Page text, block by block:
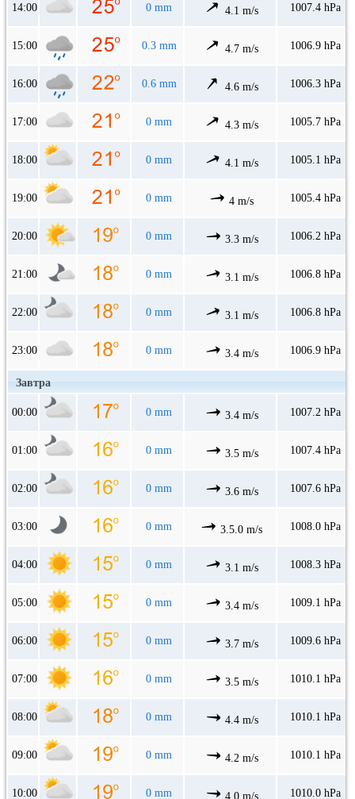
14:00 0 mm 4.1 m/s 1007.4 hPa
15:00 0.3 mm 4.7 m/s 1006.9 hPa
16:00 0.6 mm 4.6 m/s 1006.3 hPa
17:00 0 mm 4.3 m/s 1005.7 hPa
18:00 0 mm 4.1 m/s 1005.1 hPa
19:00 0 mm 4 m/s 1005.4 hPa
20:00 0 mm 3.3 m/s 1006.2 hPa
21:00 0 mm 3.1 m/s 1006.8 hPa
22:00 0 mm 3.1 m/s 1006.8 hPa
23:00 0 mm 3.4 m/s 1006.9 hPa
Завтра
00:00 0 mm 3.4 m/s 1007.2 hPa
01:00 0 mm 3.5 m/s 1007.4 hPa
02:00 0 mm 3.6 m/s 1007.6 hPa
03:00 0 mm 3.5.0 m/s 1008.0 hPa
04:00 0 mm 3.1 m/s 1008.3 hPa
05:00 0 mm 3.4 m/s 1009.1 hPa
06:00 0 mm 3.7 m/s 1009.6 hPa
07:00 0 mm 3.5 m/s 1010.1 hPa
08:00 0 mm 4.4 m/s 1010.1 hPa
09:00 0 mm 4.2 m/s 1010.1 hPa
10:00 0 mm 4.0 m/s 1010.0 hPa